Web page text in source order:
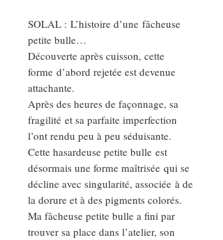
SOLAL : L’histoire d’une fâcheuse
petite bulle…
Découverte après cuisson, cette
forme d’abord rejetée est devenue
attachante.
Après des heures de façonnage, sa
fragilité et sa parfaite imperfection
l’ont rendu peu à peu séduisante.
Cette hasardeuse petite bulle est
désormais une forme maîtrisée qui se
décline avec singularité, associée à de
la dorure et à des pigments colorés.
Ma fâcheuse petite bulle a fini par
trouver sa place dans l’atelier, son